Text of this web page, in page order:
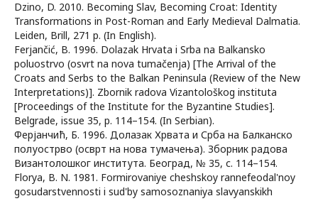
Dzino, D. 2010. Becoming Slav, Becoming Croat: Identity
Transformations in Post-Roman and Early Medieval Dalmatia.
Leiden, Brill, 271 p. (In English).
Ferjančić, B. 1996. Dolazak Hrvata i Srba na Balkansko
poluostrvo (osvrt na nova tumačenja) [The Arrival of the
Croats and Serbs to the Balkan Peninsula (Review of the New
Interpretations)]. Zbornik radova Vizantološkog instituta
[Proceedings of the Institute for the Byzantine Studies].
Belgrade, issue 35, p. 114–154. (In Serbian).
Ферјанчић, Б. 1996. Долазак Хрвата и Срба на Балканско
полуострво (осврт на нова тумачења). Зборник радова
Византолошког института. Београд, № 35, с. 114–154.
Florya, B. N. 1981. Formirovaniye cheshskoy rannefeodal'noy
gosudarstvennosti i sud'by samosoznaniya slavyanskikh